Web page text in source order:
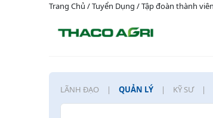
Trang Chủ / Tuyển Dụng / Tập đoàn thành
LÃNH ĐẠO QUẢN LÝ KỸ SƯ